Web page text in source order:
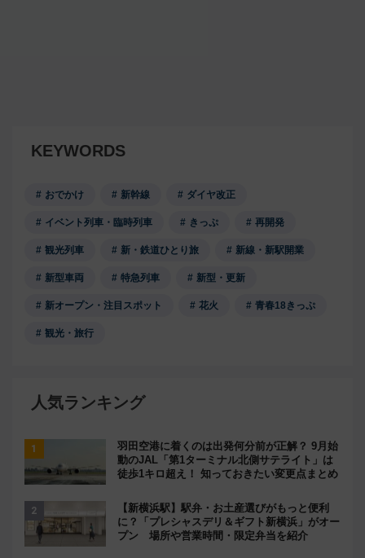
KEYWORDS
おでかけ 新幹線 ダイヤ改正
イベント列車・臨時列車 きっぷ 再開発
観光列車 新・鉄道ひとり旅 新線・新駅開業
新型車両 特急列車 新型・更新
新オープン・注目スポット 花火 青春18きっぷ
観光・旅行
人気ランキング
羽田空港に着くのは出発何分前が正解？ 9月始
動のJAL「第1ターミナル北側サテライト」は
徒歩1キロ超え！ 知っておきたい変更点まとめ
【新横浜駅】駅弁・お土産選びがもっと便利
に？「プレシャスデリ＆ギフト新横浜」がオー
プン 場所や営業時間・限定弁当を紹介